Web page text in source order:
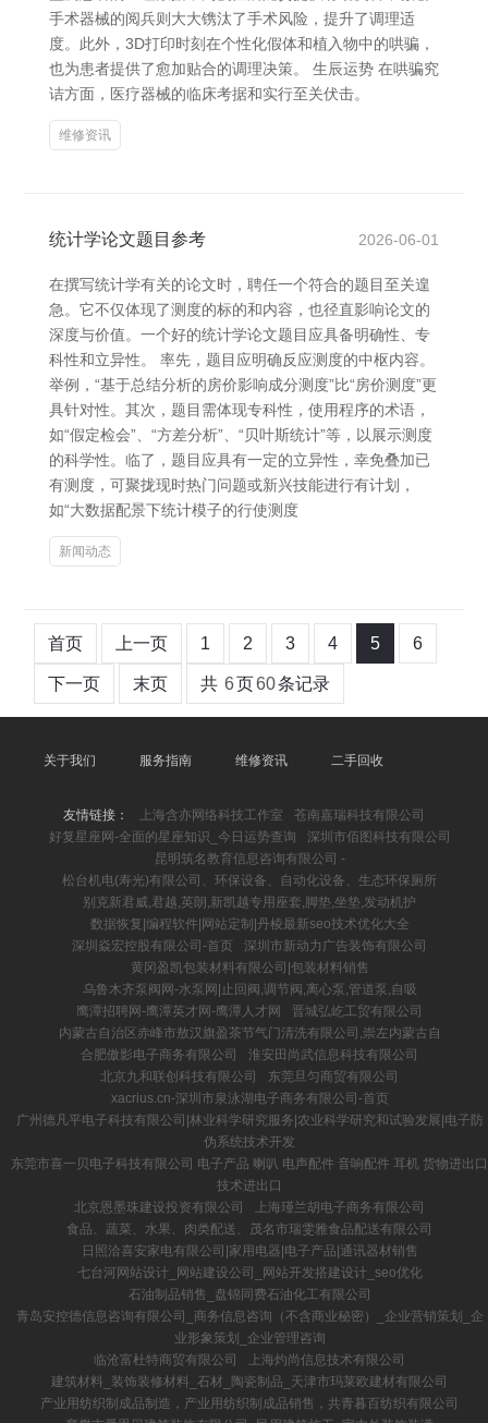
手术器械的阅兵则大大镌汰了手术风险，提升了调理适
度。此外，3D打印时刻在个性化假体和植入物中的哄骗，
也为患者提供了愈加贴合的调理决策。 生辰运势 在哄骗究
诘方面，医疗器械的临床考据和实行至关伏击。
维修资讯
统计学论文题目参考 2026-06-01
在撰写统计学有关的论文时，聘任一个符合的题目至关遑
急。它不仅体现了测度的标的和内容，也径直影响论文的
深度与价值。一个好的统计学论文题目应具备明确性、专
科性和立异性。 率先，题目应明确反应测度的中枢内容。
举例，“基于总结分析的房价影响成分测度”比“房价测度”更
具针对性。其次，题目需体现专科性，使用程序的术语，
如“假定检会”、“方差分析”、“贝叶斯统计”等，以展示测度
的科学性。临了，题目应具有一定的立异性，幸免叠加已
有测度，可聚拢现时热门问题或新兴技能进行有计划，
如“大数据配景下统计模子的行使测度
新闻动态
首页 上一页 1 2 3 4 5 6
下一页 末页 共 6页60条记录
关于我们 服务指南 维修资讯 二手回收
友情链接： 上海含亦网络科技工作室
苍南嘉瑞科技有限公司
好复星座网-全面的星座知识_今日运势查询
深圳市佰图科技有限公司
昆明筑名教育信息咨询有限公司 -
松台机电(寿光)有限公司、环保设备、自动化设备、生态环保厕所
别克新君威,君越,英朗,新凯越专用座套,脚垫,坐垫,发动机护
数据恢复|编程软件|网站定制|丹棱最新seo技术优化大全
深圳焱宏控股有限公司-首页
深圳市新动力广告装饰有限公司
黄冈盈凯包装材料有限公司|包装材料销售
乌鲁木齐泵阀网-水泵网|止回阀,调节阀,离心泵,管道泵,自吸
鹰潭招聘网-鹰潭英才网-鹰潭人才网
晋城弘屹工贸有限公司
内蒙古自治区赤峰市敖汉旗盈茶节气门清洗有限公司,崇左内蒙古自
合肥傲影电子商务有限公司
淮安田尚武信息科技有限公司
北京九和联创科技有限公司
东莞旦匀商贸有限公司
xacrius.cn-深圳市泉泳湖电子商务有限公司-首页
广州德凡平电子科技有限公司|林业科学研究服务|农业科学研究和试验发展|电子防
伪系统技术开发
东莞市喜一贝电子科技有限公司 电子产品 喇叭 电声配件 音响配件 耳机 货物进出口
技术进出口
北京恩墨珠建设投资有限公司
上海瑾兰胡电子商务有限公司
食品、蔬菜、水果、肉类配送、茂名市瑞雯雅食品配送有限公司
日照洽喜安家电有限公司|家用电器|电子产品|通讯器材销售
七台河网站设计_网站建设公司_网站开发搭建设计_seo优化
石油制品销售_盘锦同费石油化工有限公司
青岛安控德信息咨询有限公司_商务信息咨询（不含商业秘密）_企业营销策划_企
业形象策划_企业管理咨询
临沧富杜特商贸有限公司
上海灼尚信息技术有限公司
建筑材料_装饰装修材料_石材_陶瓷制品_天津市玛莱欧建材有限公司
产业用纺织制成品制造，产业用纺织制成品销售，共青暮百纺织有限公司